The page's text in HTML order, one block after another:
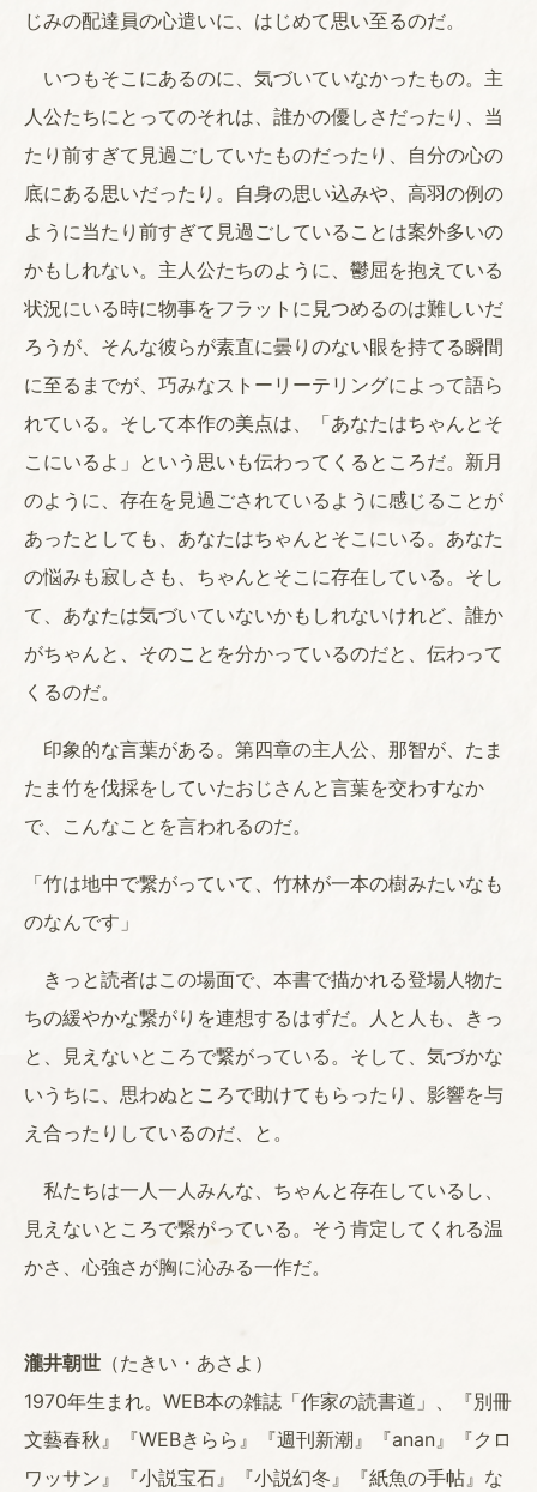
じみの配達員の心遣いに、はじめて思い至るのだ。
いつもそこにあるのに、気づいていなかったもの。主
人公たちにとってのそれは、誰かの優しさだったり、当
たり前すぎて見過ごしていたものだったり、自分の心の
底にある思いだったり。自身の思い込みや、高羽の例の
ように当たり前すぎて見過ごしていることは案外多いの
かもしれない。主人公たちのように、鬱屈を抱えている
状況にいる時に物事をフラットに見つめるのは難しいだ
ろうが、そんな彼らが素直に曇りのない眼を持てる瞬間
に至るまでが、巧みなストーリーテリングによって語ら
れている。そして本作の美点は、「あなたはちゃんとそ
こにいるよ」という思いも伝わってくるところだ。新月
のように、存在を見過ごされているように感じることが
あったとしても、あなたはちゃんとそこにいる。あなた
の悩みも寂しさも、ちゃんとそこに存在している。そし
て、あなたは気づいていないかもしれないけれど、誰か
がちゃんと、そのことを分かっているのだと、伝わって
くるのだ。
印象的な言葉がある。第四章の主人公、那智が、たま
たま竹を伐採をしていたおじさんと言葉を交わすなか
で、こんなことを言われるのだ。
「竹は地中で繋がっていて、竹林が一本の樹みたいなも
のなんです」
きっと読者はこの場面で、本書で描かれる登場人物た
ちの緩やかな繋がりを連想するはずだ。人と人も、きっ
と、見えないところで繋がっている。そして、気づかな
いうちに、思わぬところで助けてもらったり、影響を与
え合ったりしているのだ、と。
私たちは一人一人みんな、ちゃんと存在しているし、
見えないところで繋がっている。そう肯定してくれる温
かさ、心強さが胸に沁みる一作だ。
瀧井朝世 （たきい・あさよ）
1970年生まれ。WEB本の雑誌「作家の読書道」、『別冊
文藝春秋』『WEBきらら』『週刊新潮』『anan』『クロ
ワッサン』『小説宝石』『小説幻冬』『紙魚の手帖』な